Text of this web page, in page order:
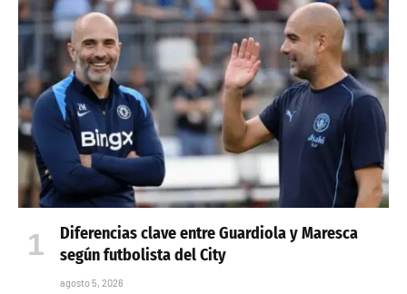
Diferencias clave entre Guardiola y Maresca
según futbolista del City
agosto 5, 2026